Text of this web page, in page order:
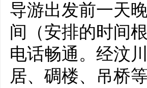
导游出发前一天
间（安排的时间
电话畅通。经汶
居、碉楼、吊桥